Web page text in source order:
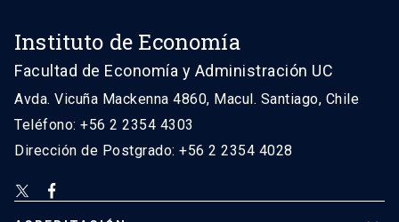
Instituto de Economía
Facultad de Economía y Administración UC
Avda. Vicuña Mackenna 4860, Macul. Santiago, Chile
Teléfono: +56 2 2354 4303
Dirección de Postgrado: +56 2 2354 4028